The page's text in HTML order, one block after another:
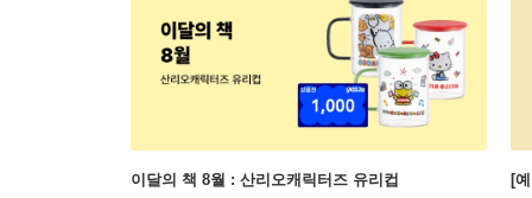
이달의 책 8월 : 산리오캐릭터즈 유리컵 [